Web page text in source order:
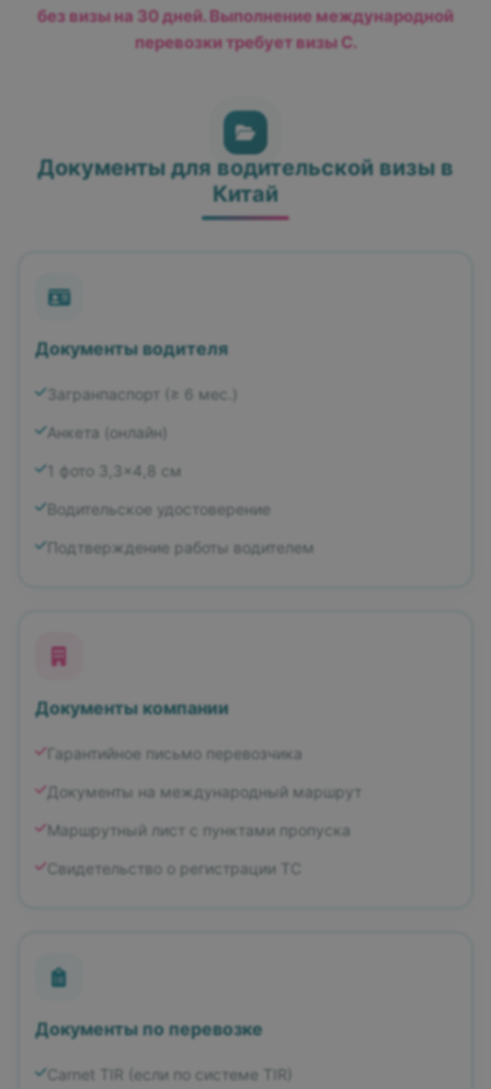
без визы на 30 дней. Выполнение международной
перевозки требует визы C.
Документы для водительской визы в
Китай
Документы водителя
Загранпаспорт (≥ 6 мес.)
Анкета (онлайн)
1 фото 3,3×4,8 см
Водительское удостоверение
Подтверждение работы водителем
Документы компании
Гарантийное письмо перевозчика
Документы на международный маршрут
Маршрутный лист с пунктами пропуска
Свидетельство о регистрации ТС
Документы по перевозке
Carnet TIR (если по системе TIR)